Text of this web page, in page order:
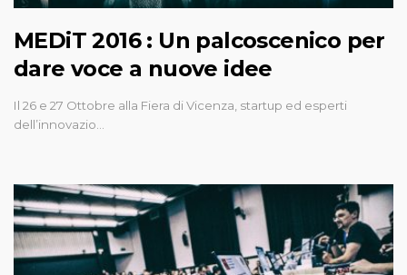
MEDiT 2016 : Un palcoscenico per
dare voce a nuove idee
Il 26 e 27 Ottobre alla Fiera di Vicenza, startup ed esperti
dell’innovazio…